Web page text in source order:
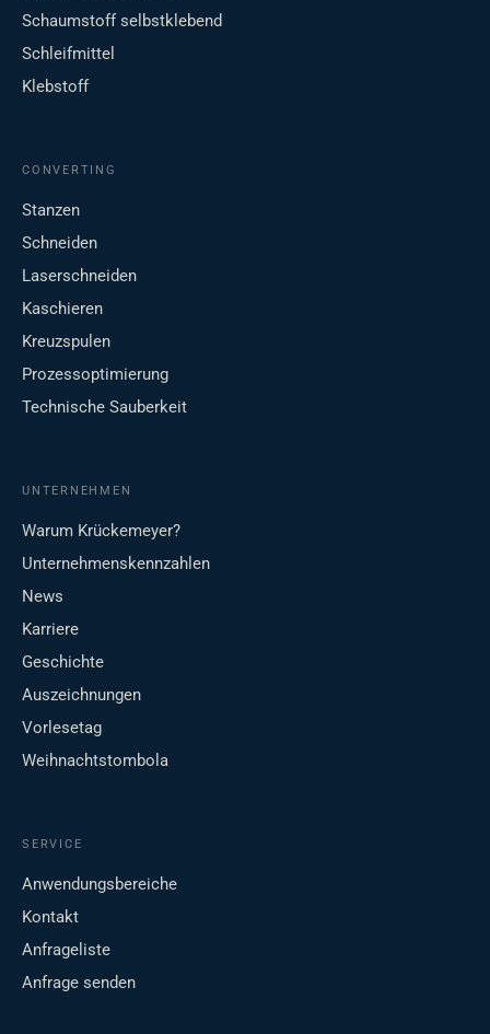
Schaumstoff selbstklebend
Schleifmittel
Klebstoff
CONVERTING
Stanzen
Schneiden
Laserschneiden
Kaschieren
Kreuzspulen
Prozessoptimierung
Technische Sauberkeit
UNTERNEHMEN
Warum Krückemeyer?
Unternehmenskennzahlen
News
Karriere
Geschichte
Auszeichnungen
Vorlesetag
Weihnachtstombola
SERVICE
Anwendungsbereiche
Kontakt
Anfrageliste
Anfrage senden